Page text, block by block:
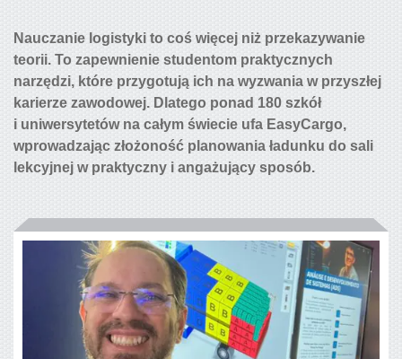
Nauczanie logistyki to coś więcej niż przekazywanie
teorii. To zapewnienie studentom praktycznych
narzędzi, które przygotują ich na wyzwania w przyszłej
karierze zawodowej. Dlatego ponad 180 szkół
i uniwersytetów na całym świecie ufa EasyCargo,
wprowadzając złożoność planowania ładunku do sali
lekcyjnej w praktyczny i angażujący sposób.